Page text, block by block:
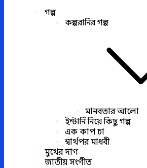
গল্প
কল্পরানির গল্প
মানবতার আলো
ইন্টার্নি নিয়ে কিছু গল্প
এক কাপ চা
স্বার্থপর মাধবী
মুখের দাগ
জাতীয় সংগীত